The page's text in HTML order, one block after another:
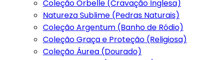
Coleção Orbelle (Cravação Inglesa)
Natureza Sublime (Pedras Naturais)
Coleção Argentum (Banho de Ródio)
Coleção Graça e Proteção (Religiosa)
Coleção Áurea (Dourado)